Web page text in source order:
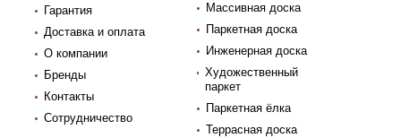
Гарантия
Доставка и оплата
О компании
Бренды
Контакты
Сотрудничество
Массивная доска
Паркетная доска
Инженерная доска
Художественный
паркет
Паркетная ёлка
Террасная доска